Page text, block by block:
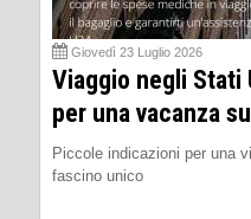
Giovedì 23 Luglio 2026
Viaggio negli Stati
per una vacanza
Piccole indicazioni per una
fascino unico